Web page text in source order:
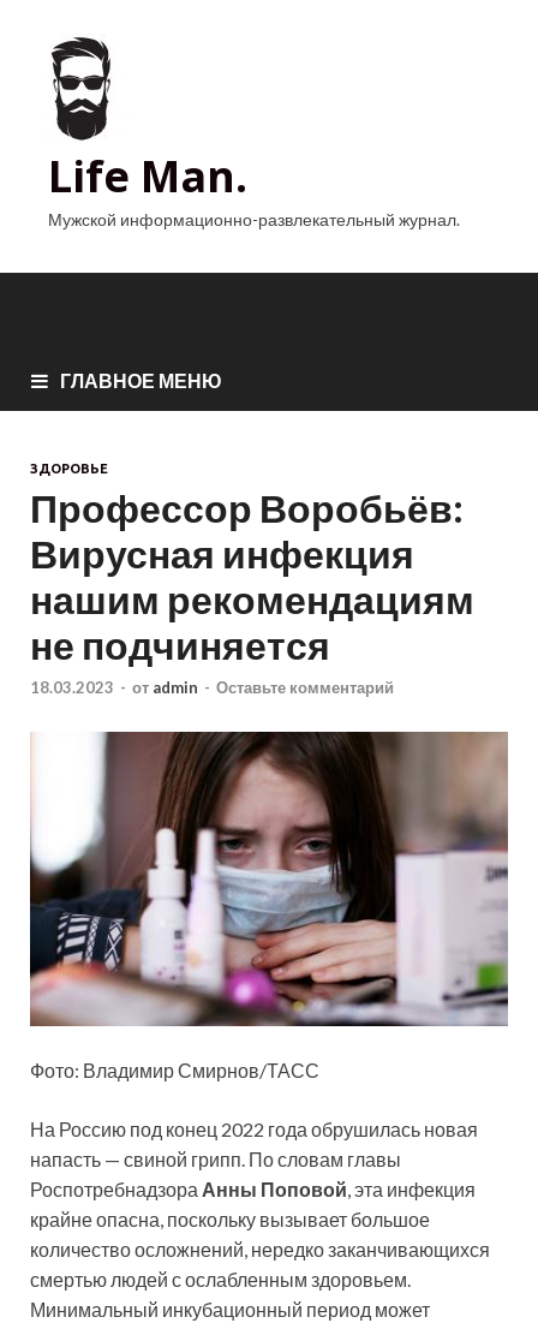
Life Man.
Мужской информационно-развлекательный журнал.
ГЛАВНОЕ МЕНЮ
ЗДОРОВЬЕ
Профессор Воробьёв:
Вирусная инфекция
нашим рекомендациям
не подчиняется
18.03.2023 - от admin - Оставьте комментарий
Фото: Владимир Смирнов/ТАСС
На Россию под конец 2022 года обрушилась новая
напасть — свиной грипп. По словам главы
Роспотребнадзора Анны Поповой, эта инфекция
крайне опасна, поскольку вызывает большое
количество осложнений, нередко заканчивающихся
смертью людей с ослабленным здоровьем.
Минимальный инкубационный период может